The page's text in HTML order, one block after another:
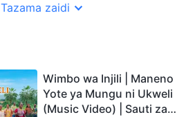
Tazama zaidi
Wimbo wa Injili | Maneno
Yote ya Mungu ni Ukweli
(Music Video) | Sauti za